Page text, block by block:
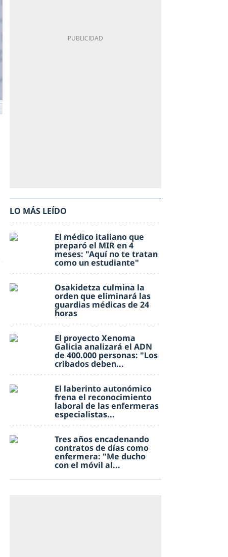
LO MÁS LEÍDO
El médico italiano que
preparó el MIR en 4
meses: "Aquí no te tratan
como un estudiante"
Osakidetza culmina la
orden que eliminará las
guardias médicas de 24
horas
El proyecto Xenoma
Galicia analizará el ADN
de 400.000 personas: "Los
cribados deben...
El laberinto autonómico
frena el reconocimiento
laboral de las enfermeras
especialistas...
Tres años encadenando
contratos de días como
enfermera: "Me ducho
con el móvil al...